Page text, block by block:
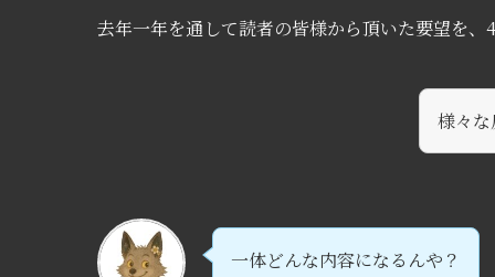
去年一年を通して読者の皆様から頂いた要望を
様々
一体どんな内容になるんや？